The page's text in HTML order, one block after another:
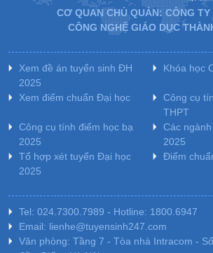
CƠ QUAN CHỦ QUẢN: CÔNG TY
CÔNG NGHỆ GIÁO DỤC
Xem đề án tuyển sinh ĐH
2025
Khóa học
Xem điểm chuẩn Đại học
Công cụ
THPT
Công cụ tính điểm học bạ
2025
Các
2025
Tổ hợp xét tuyển Đại học
2025
Điểm
Tel: 024.7300.7989 - Hotline: 1800.6947
Email: lienhe@tuyensinh247.com
Văn phòng: Tầng 7 - Tòa nhà Intracom -